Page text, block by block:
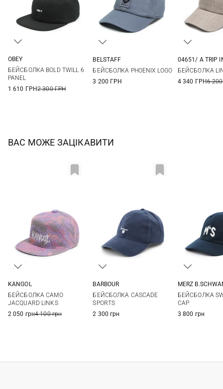
OBEY
БЕЙСБОЛКА BOLD TWILL 6
PANEL
1 610 ГРН2 300 ГРН
BELSTAFF
БЕЙСБОЛКА PHOENIX LOGO
3 200 ГРН
04651/ A TRIP
БЕЙСБОЛКА
4 340 ГРН6
ВАС МОЖЕ ЗАЦІКАВИТИ
KANGOL
БЕЙСБОЛКА CAMO
JACQUARD LINKS
2 050 грн4 100 грн
BARBOUR
БЕЙСБОЛКА CASCADE
SPORTS
2 300 грн
MERZ
БЕЙСБОЛКА
CAP
3 800 грн